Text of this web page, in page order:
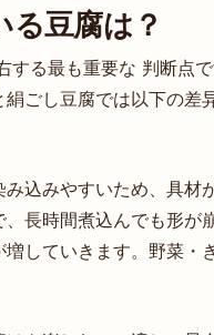
豆腐は？
する最も重要な 判断点
ごし豆腐では以下の差
込みやすいため、具
長時間煮込んでも形が
していきます。野菜・